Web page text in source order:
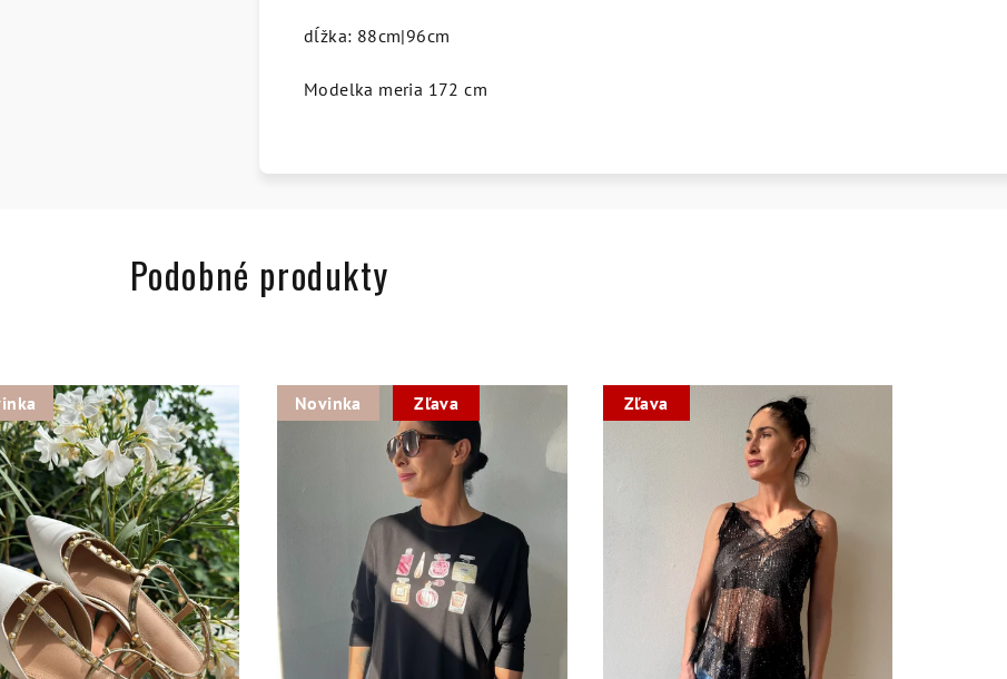
dĺžka: 88cm|96cm
Modelka meria 172 cm
Podobné produkty
Novinka Zľava Zľava